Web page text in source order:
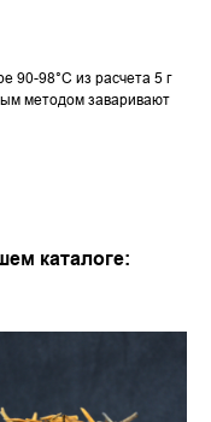
90-98°С из расчета 5 г
методом заваривают
каталоге: